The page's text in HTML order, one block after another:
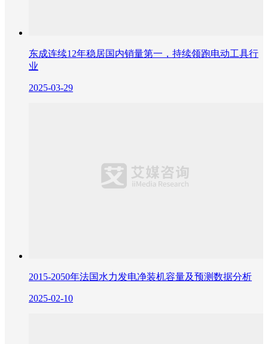
东成连续12年稳居国内销量第一，持续领跑电动工具行
业
2025-03-29
2015-2050年法国水力发电净装机容量及预测数据分析
2025-02-10